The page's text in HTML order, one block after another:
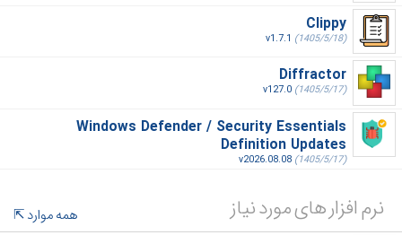
Clippy
v1.7.1 (1405/5/18)
Diffractor
v127.0 (1405/5/17)
Windows Defender / Security Essentials
Definition Updates
v2026.08.08 (1405/5/17)
نرم افزار های مورد نیاز
همه موارد